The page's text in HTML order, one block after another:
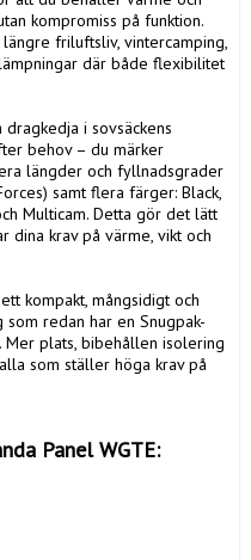
kompromiss på funktion.
friluftsliv, vintercamping,
där både flexibilitet
i sovsäckens
behov – du märker
längder och fyllnadsgrader
samt flera färger: Black,
Multicam. Detta gör det lätt
dina krav på värme, vikt och
kompakt, mångsidigt och
redan har en Snugpak-
plats, bibehållen isolering
som ställer höga krav på
Panel WGTE: